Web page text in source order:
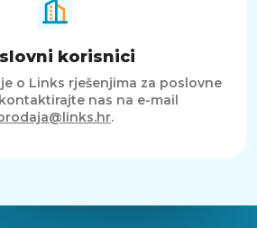
korisnici
o Links rješenjima za poslovne
nas na e-mail
.